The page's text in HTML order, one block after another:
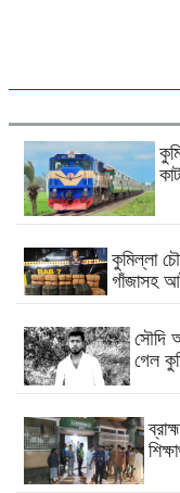
কুমিল্লা
গাঁজাসহ
সৌদি
গেল